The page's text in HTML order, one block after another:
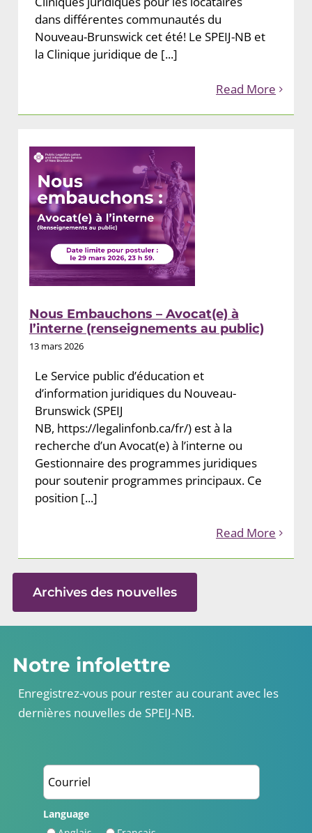
dans différentes communautés du
Nouveau-Brunswick cet été! Le SPEIJ-NB et
la Clinique juridique de [...]
Read More
Nous Embauchons – Avocat(e) à
l’interne (renseignements au public)
13 mars 2026
Le Service public d’éducation et
d’information juridiques du Nouveau-
Brunswick (SPEIJ
NB, https://legalinfonb.ca/fr/) est à la
recherche d’un Avocat(e) à l’interne ou
Gestionnaire des programmes juridiques
pour soutenir programmes principaux. Ce
position [...]
Read More
Archives des nouvelles
Notre infolettre
Enregistrez-vous pour rester au courant avec les
dernières nouvelles de SPEIJ-NB.
Language